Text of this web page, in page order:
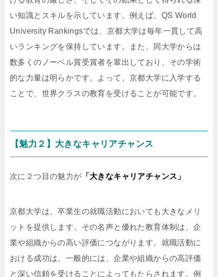
い知識とスキルを示しています。例えば、QS World
University Rankingsでは、京都大学は毎年一貫して高
いランキングを保持しています。また、同大学からは
数多くのノーベル賞受賞者を輩出しており、その学術
的な力量は明らかです。よって、京都大学に入学する
ことで、世界クラスの教育を受けることが可能です。
【魅力２】大きなキャリアチャンス
次に２つ目の魅力が 「大きなキャリアチャンス」
京都大学は、卒業生の就職活動においても大きなメリ
ットを提供します。その名声と優れた教育体制は、企
業や組織からの高い評価につながります。就職活動に
おける成功は、一般的には、企業や組織からの高評価
と深い信頼を受けることによってもたらされます。例